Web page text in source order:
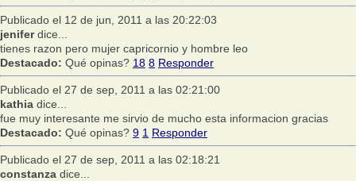
Publicado el 12 de jun, 2011 a las 20:22:03
jeniferdice...
tienes razon pero mujer capricornio y hombre leo
Destacado: Qué opinas? 18 8 Responder
Publicado el 27 de sep, 2011 a las 02:21:00
kathia dice...
fue muy interesante me sirvio de mucho esta informacion gracias
Destacado: Qué opinas? 9 1 Responder
Publicado el 27 de sep, 2011 a las 02:18:21
constanza dice...